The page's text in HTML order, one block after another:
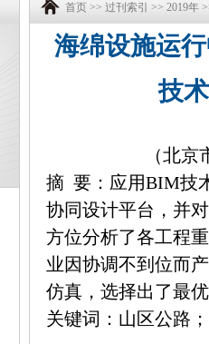
首页 >> 过刊索引 >> 2019年
海绵设施运
技
（北
摘 要：应用BIM技
协同设计平台，并
方位分析了各工程
业因协调不到位而
仿真，选择出了最
关键词：山区公路